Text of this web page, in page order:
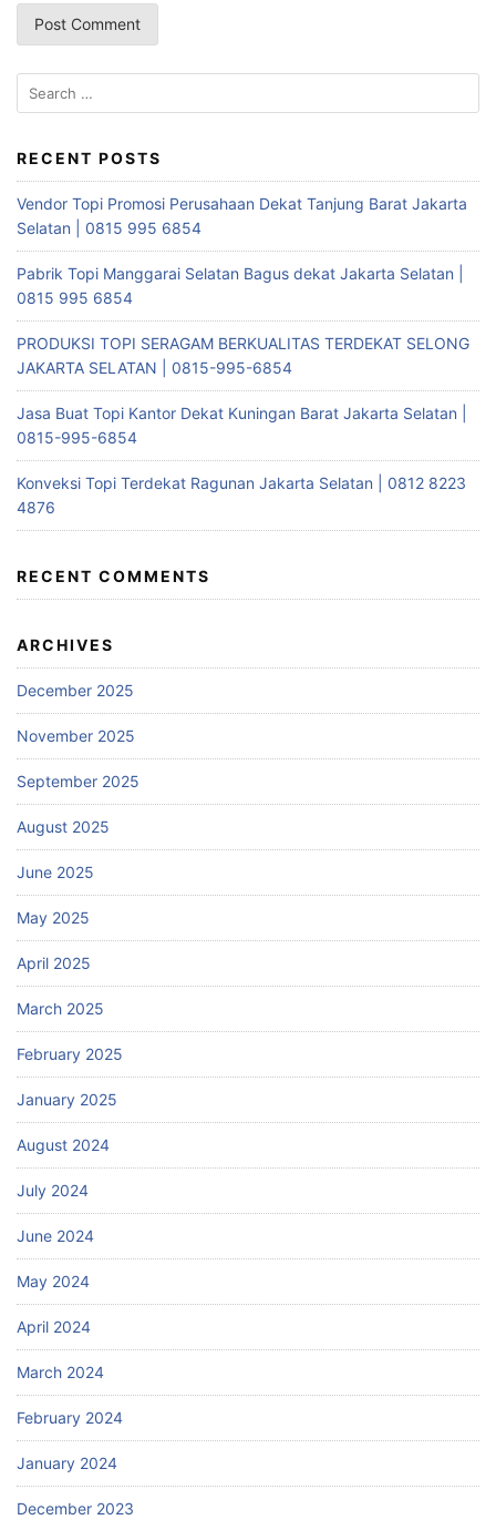
e
r
c
h
f
o
r
:
RECENT POSTS
Vendor Topi Promosi Perusahaan Dekat Tanjung Barat Jakarta
Selatan | 0815 995 6854
Pabrik Topi Manggarai Selatan Bagus dekat Jakarta Selatan |
0815 995 6854
PRODUKSI TOPI SERAGAM BERKUALITAS TERDEKAT SELONG
JAKARTA SELATAN | 0815-995-6854
Jasa Buat Topi Kantor Dekat Kuningan Barat Jakarta Selatan |
0815-995-6854
Konveksi Topi Terdekat Ragunan Jakarta Selatan | 0812 8223
4876
RECENT COMMENTS
ARCHIVES
December 2025
November 2025
September 2025
August 2025
June 2025
May 2025
April 2025
March 2025
February 2025
January 2025
August 2024
July 2024
June 2024
May 2024
April 2024
March 2024
February 2024
January 2024
December 2023